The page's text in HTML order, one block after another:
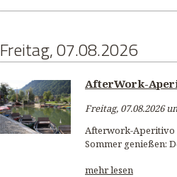
Freitag, 07.08.2026
AfterWork-
Freitag, 07.08.2026
Afterwork-Aperitivo
Sommer genießen:
mehr lesen